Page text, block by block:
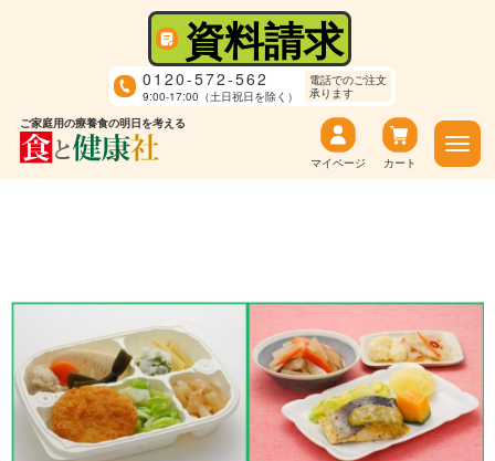
ご家庭用の療養食の明日を考える
資料請求
0120-572-562
9:00-17:00（土日祝日を除く）
電話でのご注文
承ります
マイページ カート